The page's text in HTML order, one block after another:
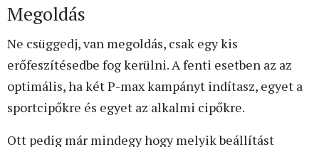
Megoldás
Ne csüggedj, van megoldás, csak egy kis
erőfeszítésedbe fog kerülni. A fenti esetben az az
optimális, ha két P-max kampányt indítasz, egyet a
sportcipőkre és egyet az alkalmi cipőkre.
Ott pedig már mindegy hogy melyik beállítást